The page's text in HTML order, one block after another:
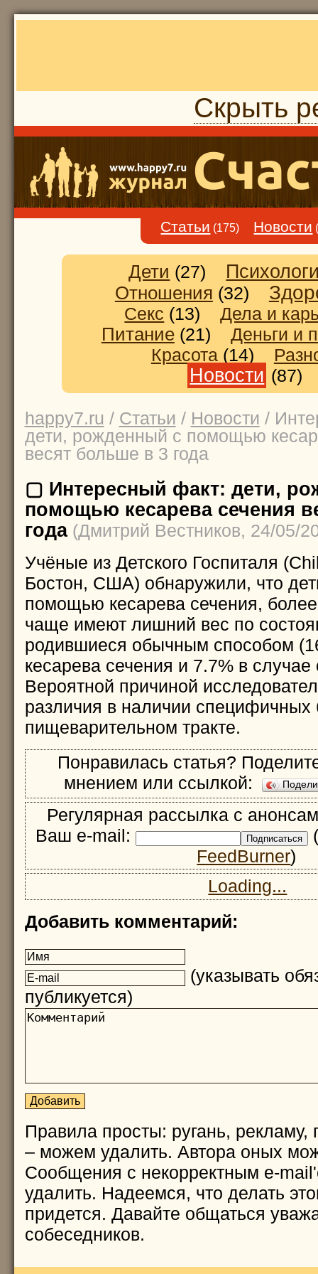
Скрыть
Статьи (175) Новости
Дети (27)
Отношения (32)
Секс (13) Дела и
Питание(21) Деньги и
Красота (14)
Новости
happy7.ru / Статьи / Новости /
дети, рожденный с помощью
весят больше в 3 года
▢ Интересный факт: дети,
помощью кесарева сечения
года (Дмитрий Вестников, 24/05/
Учёные из Детского Госпиталя
Бостон, США) обнаружили, что
помощью кесарева сечения,
чаще имеют лишний вес по
родившиеся обычным способом
кесарева сечения и 7.7% в
Вероятной причиной
различия в наличии специфичных
пищеварительном тракте.
Понравилась статья?
мнением или ссылкой:
Регулярная рассылка с
Ваш e-mail:
FeedBurner)
Loading...
Добавить комментарий:
(указывать
публикуется)
Правила просты: ругань, рекламу,
– можем удалить. Автора оных
Сообщения с некорректным e-
удалить. Надеемся, что делать
придется. Давайте общаться
собеседников.